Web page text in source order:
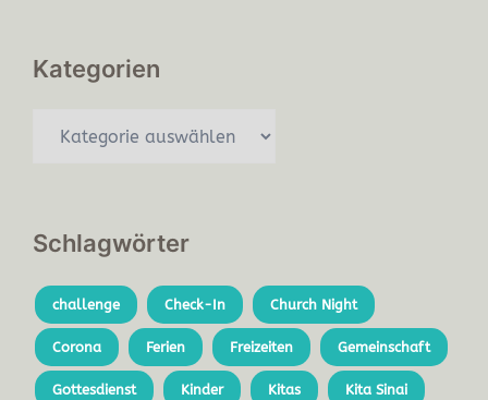
Kategorien
Schlagwörter
challenge Check-In Church Night
Corona Ferien Freizeiten Gemeinschaft
Gottesdienst Kinder Kitas Kita Sinai